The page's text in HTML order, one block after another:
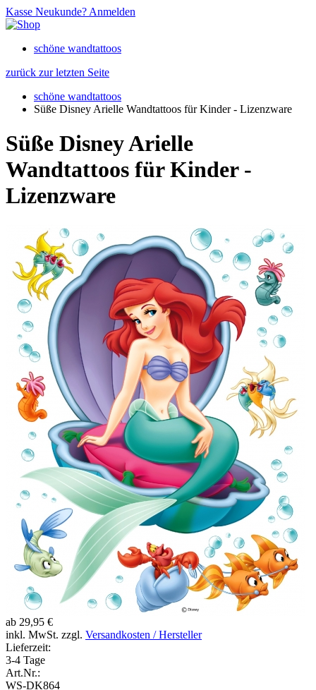
Kasse Neukunde? Anmelden
schöne wandtattoos
zurück zur letzten Seite
schöne wandtattoos
Süße Disney Arielle Wandtattoos für Kinder - Lizenzware
Süße Disney Arielle
Wandtattoos für Kinder -
Lizenzware
ab 29,95 €
inkl. MwSt. zzgl. Versandkosten / Hersteller
Lieferzeit:
3-4 Tage
Art.Nr.:
WS-DK864